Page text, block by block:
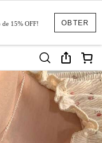
OBTER
15% OFF!